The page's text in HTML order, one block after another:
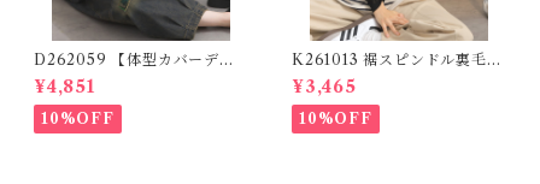
D262059 【体型カバーデニ
ムシリーズ】 パッチワークロ
ゴデニムパンツ / Patchwork
Logo Denim Pants
¥4,851
10%OFF
K261013 裾スピンドル裏毛カ
ットベスト / Drawstring He
m Sweat Cut Vest
¥3,465
10%OFF